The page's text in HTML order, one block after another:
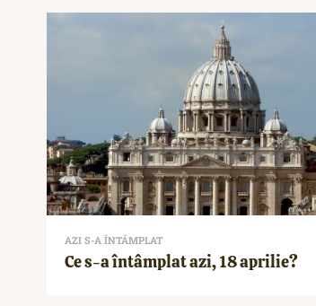
AZI S-A ÎNTÂMPLAT
Ce s-a întâmplat azi, 18 aprilie?